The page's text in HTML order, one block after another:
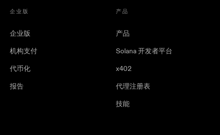
企业版
企业版
机构支付
代币化
报告
产品
产品
Solana 开发者平台
x402
代理注册表
技能